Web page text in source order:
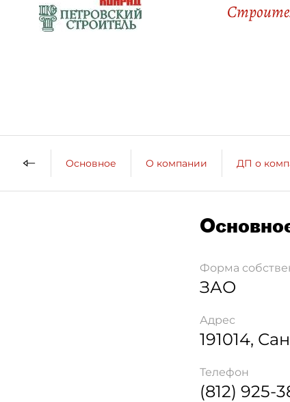
Основное О компании ДП о
Форма
ЗАО
Адрес
191014,
Телефон
(812) 925-